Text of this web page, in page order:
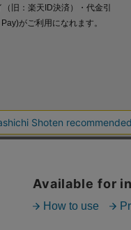
旧：楽天ID決済）・代金引
がご利用になれます。
シー